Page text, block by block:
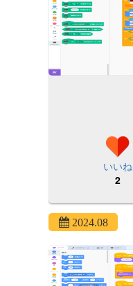
いいね
2
2024.08